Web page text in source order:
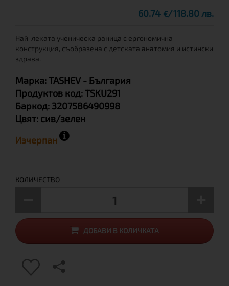
60.74 € 118.80 лв.
Най-леката ученическа раница с ергономична
конструкция, съобразена с детската анатомия и истински
здрава.
Марка:TASHEV - България
Продуктов код:TSKU291
Баркод: 3207586490998
Цвят: сив/зелен
Изчерпан
КОЛИЧЕСТВО
ДОБАВИ В КОЛИЧКАТА